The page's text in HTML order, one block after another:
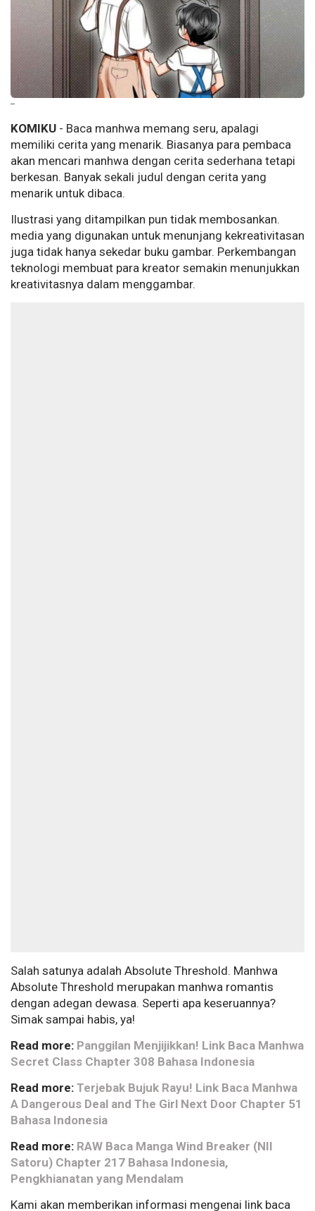
--
KOMIKU - Baca manhwa memang seru, apalagi
memiliki cerita yang menarik. Biasanya para pembaca
akan mencari manhwa dengan cerita sederhana tetapi
berkesan. Banyak sekali judul dengan cerita yang
menarik untuk dibaca.
Ilustrasi yang ditampilkan pun tidak membosankan.
media yang digunakan untuk menunjang kekreativitasan
juga tidak hanya sekedar buku gambar. Perkembangan
teknologi membuat para kreator semakin menunjukkan
kreativitasnya dalam menggambar.
Salah satunya adalah Absolute Threshold. Manhwa
Absolute Threshold merupakan manhwa romantis
dengan adegan dewasa. Seperti apa keseruannya?
Simak sampai habis, ya!
Read more: Panggilan Menjijikkan! Link Baca Manhwa
Secret Class Chapter 308 Bahasa Indonesia
Read more: Terjebak Bujuk Rayu! Link Baca Manhwa
A Dangerous Deal and The Girl Next Door Chapter 51
Bahasa Indonesia
Read more: RAW Baca Manga Wind Breaker (NII
Satoru) Chapter 217 Bahasa Indonesia,
Pengkhianatan yang Mendalam
Kami akan memberikan informasi mengenai link baca